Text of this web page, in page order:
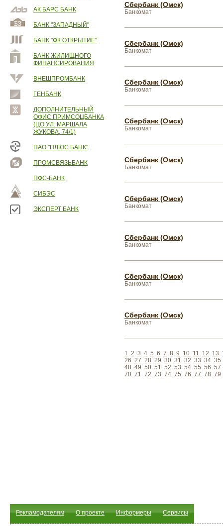
АК БАРС БАНК
БАНК "ЗАПАДНЫЙ"
БАНК "ФК ОТКРЫТИЕ"
БАНК ЖИЛИЩНОГО
ФИНАНСИРОВАНИЯ
ВНЕШПРОМБАНК
ГЕНБАНК
ДОПОЛНИТЕЛЬНЫЙ
ОФИС ПРИМСОЦБАНКА
(ЦО УЛ. МАРШАЛА
ЖУКОВА, 74/1)
ПАО "ПЛЮС БАНК"
ПРОМСВЯЗЬБАНК
ПФС-БАНК
СИБЭС
ЭКСПЕРТ БАНК
Сбербанк (Омск)
Банкомат
Сбербанк (Омск)
Банкомат
Сбербанк (Омск)
Банкомат
Сбербанк (Омск)
Банкомат
Сбербанк (Омск)
Банкомат
Сбербанк (Омск)
Банкомат
Сбербанк (Омск)
Банкомат
Сбербанк (Омск)
Банкомат
Сбербанк (Омск)
Банкомат
1 2 3 4 5 6 7 8 9 10 11 12 13
26 27 28 29 30 31 32 33 34 35
48 49 50 51 52 53 54 55 56 57
70 71 72 73 74 75 76 77 78 79
Рекламодателям О проекте Информеры Сервисы